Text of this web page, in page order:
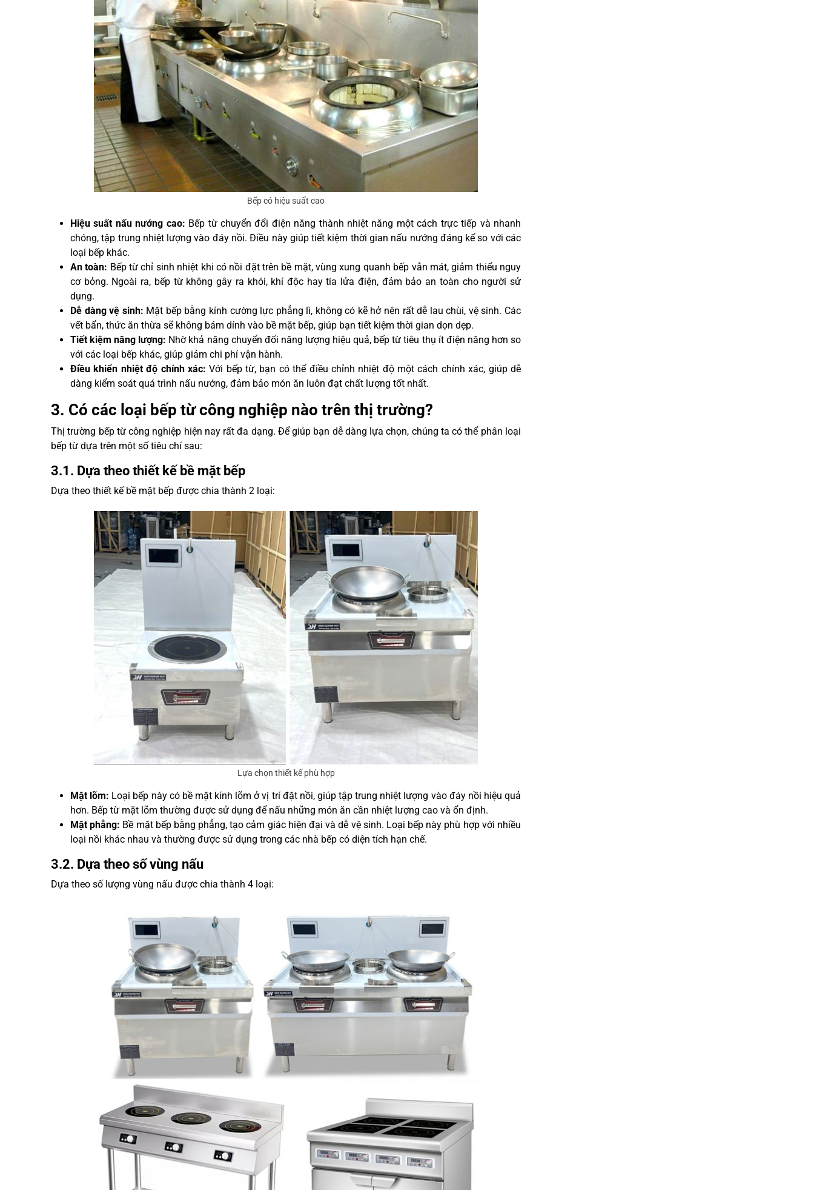
Bếp có hiệu suất cao
Hiệu suất nấu nướng cao: Bếp từ chuyển đổi điện năng thành nhiệt năng một cách trực tiếp và nhanh
chóng, tập trung nhiệt lượng vào đáy nồi. Điều này giúp tiết kiệm thời gian nấu nướng đáng kể so với các
loại bếp khác.
An toàn: Bếp từ chỉ sinh nhiệt khi có nồi đặt trên bề mặt, vùng xung quanh bếp vẫn mát, giảm thiểu nguy
cơ bỏng. Ngoài ra, bếp từ không gây ra khói, khí độc hay tia lửa điện, đảm bảo an toàn cho người sử
dụng.
Dễ dàng vệ sinh: Mặt bếp bằng kính cường lực phẳng lì, không có kẽ hở nên rất dễ lau chùi, vệ sinh. Các
vết bẩn, thức ăn thừa sẽ không bám dính vào bề mặt bếp, giúp bạn tiết kiệm thời gian dọn dẹp.
Tiết kiệm năng lượng: Nhờ khả năng chuyển đổi năng lượng hiệu quả, bếp từ tiêu thụ ít điện năng hơn so
với các loại bếp khác, giúp giảm chi phí vận hành.
Điều khiển nhiệt độ chính xác: Với bếp từ, bạn có thể điều chỉnh nhiệt độ một cách chính xác, giúp dễ
dàng kiểm soát quá trình nấu nướng, đảm bảo món ăn luôn đạt chất lượng tốt nhất.
3. Có các loại bếp từ công nghiệp nào trên thị trường?
Thị trường bếp từ công nghiệp hiện nay rất đa dạng. Để giúp bạn dễ dàng lựa chọn, chúng ta có thể phân loại
bếp từ dựa trên một số tiêu chí sau:
3.1. Dựa theo thiết kế bề mặt bếp
Dựa theo thiết kế bề mặt bếp được chia thành 2 loại:
Lựa chọn thiết kế phù hợp
Mặt lõm: Loại bếp này có bề mặt kính lõm ở vị trí đặt nồi, giúp tập trung nhiệt lượng vào đáy nồi hiệu quả
hơn. Bếp từ mặt lõm thường được sử dụng để nấu những món ăn cần nhiệt lượng cao và ổn định.
Mặt phẳng: Bề mặt bếp bằng phẳng, tạo cảm giác hiện đại và dễ vệ sinh. Loại bếp này phù hợp với nhiều
loại nồi khác nhau và thường được sử dụng trong các nhà bếp có diện tích hạn chế.
3.2. Dựa theo số vùng nấu
Dựa theo số lượng vùng nấu được chia thành 4 loại: